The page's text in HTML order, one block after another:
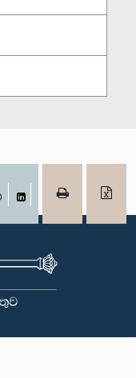
WhatsAppLinkedIn